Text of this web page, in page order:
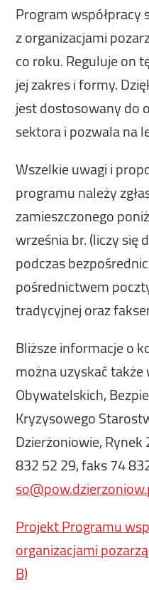
Program
z organizacjami
co roku. Reguluje on
jej zakres i formy.
jest dostosowany do
sektora i pozwala na
Wszelkie uwagi i
programu należy
zamieszczonego
września br. (liczy się
podczas
pośrednictwem
tradycyjnej oraz
Bliższe informacje o
można uzyskać
Obywatelskich,
Kryzysowego
Dzierżoniowie,
832 52 29, faks 74
Projekt Programu
organizacjami
B)